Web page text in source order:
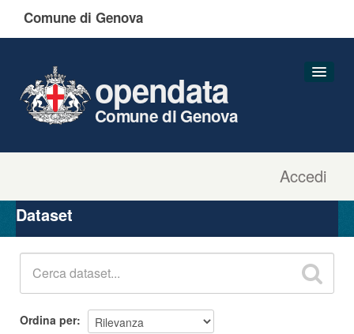
Comune di Genova
Accedi
opendata
Comune di Genova
Organizzazioni
Gruppi
Dataset
Ordina per